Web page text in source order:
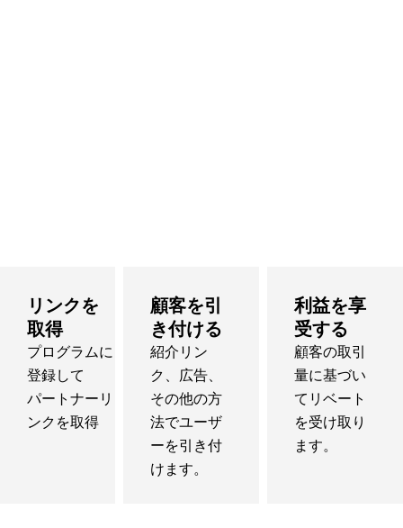
リンクを
取得
プログラムに
登録して
パートナーリ
ンクを取得
顧客を引
き付ける
紹介リン
ク、広告、
その他の方
法でユーザ
ーを引き付
けます。
利益を享
受する
顧客の取引
量に基づい
てリベート
を受け取り
ます。